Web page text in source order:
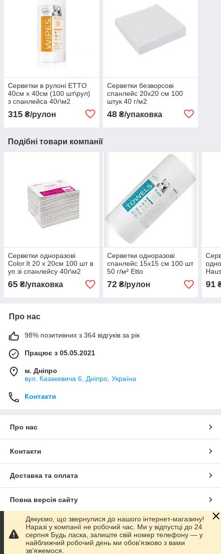
Серветки в рулоні ETTO
40см х 40см (100 шт\рул)
з спанлейса 40г\м2
315 ₴/рулон
Серветки безворсові
спанлейс 20х20 см 100
штук 40 г/м2
48₴/упаковка
Подібні товари компанії
Серветки одноразові
Color.It 20 х 20см 100 шт в
уп зі спанлейсу 40г\м2
65 ₴/упаковка
Серветки одноразові
спанлейс 15х15 см 100 шт
50 г/м² Etto
72₴/рулон
40
91
Про нас
98% позитивних з 364 відгуків за рік
Працює з 05.05.2021
м. Дніпро
вул. Казакевича 6, Дніпро, Україна
Контакти
Про нас
Контакти
Доставка та оплата
Повна версія сайту
Сайт створено на маркетплейсіProm.ua
Політика конфіденційності
Дякуємо, що звернулися до нашого інтернет-магазину!
Наразі у компанії не робочий час. Ми у відпустці до 24
серпня Будь ласка, залиште свій номер телефону — у
найближчий робочий день ми обов’язково з вами
зв’яжемося.